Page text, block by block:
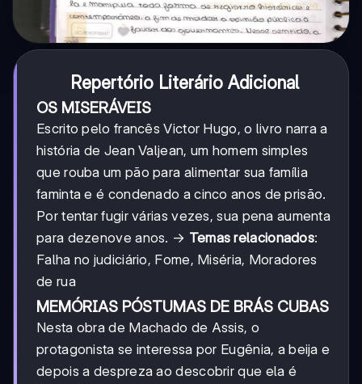
Repertório Literário Adicional
OS MISERÁVEIS
Escrito pelo francês Victor Hugo, o livro narra a
história de Jean Valjean, um homem simples
que rouba um pão para alimentar sua família
faminta e é condenado a cinco anos de prisão.
Por tentar fugir várias vezes, sua pena aumenta
para dezenove anos. → Temas relacionados:
Falha no judiciário, Fome, Miséria, Moradores
de rua
MEMÓRIAS PÓSTUMAS DE BRÁS CUBAS
Nesta obra de Machado de Assis, o
protagonista se interessa por Eugênia, a beija e
depois a despreza ao descobrir que ela é